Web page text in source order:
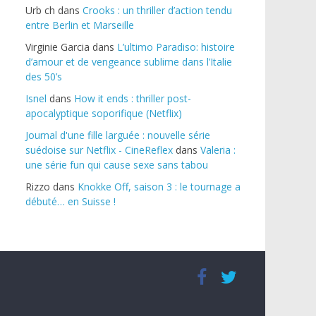
Urb ch dans Crooks : un thriller d’action tendu
entre Berlin et Marseille
Virginie Garcia dans L’ultimo Paradiso: histoire
d’amour et de vengeance sublime dans l’Italie
des 50’s
Isnel dans How it ends : thriller post-
apocalyptique soporifique (Netflix)
Journal d'une fille larguée : nouvelle série
suédoise sur Netflix - CineReflex dans Valeria :
une série fun qui cause sexe sans tabou
Rizzo dans Knokke Off, saison 3 : le tournage a
débuté… en Suisse !